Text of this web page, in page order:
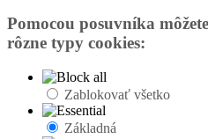
Pomocou posuvníka
rôzne typy cookies:
Zablokovať všetko
Základná